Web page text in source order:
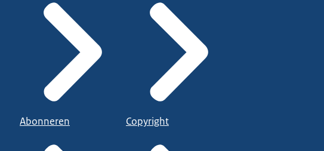
Abonneren Copyright